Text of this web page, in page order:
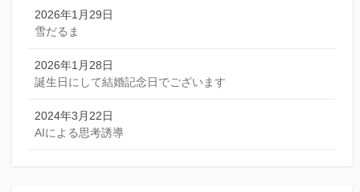
2026年1月29日
雪だるま
2026年1月28日
誕生日にして結婚記念日でございます
2024年3月22日
AIによる思考誘導